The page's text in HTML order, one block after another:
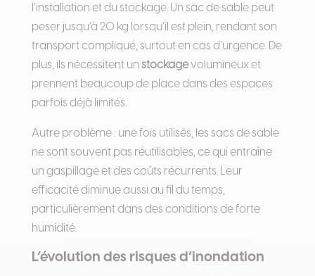
l’installation et du stockage. Un sac de sable peut
peser jusqu’à 20 kg lorsqu’il est plein, rendant son
transport compliqué, surtout en cas d’urgence. De
plus, ils nécessitent un stockagevolumineux et
prennent beaucoup de place dans des espaces
parfois déjà limités.
Autre problème : une fois utilisés, les sacs de sable
ne sont souvent pas réutilisables, ce qui entraîne
un gaspillage et des coûts récurrents. Leur
efficacité diminue aussi au fil du temps,
particulièrement dans des conditions de forte
humidité.
L’évolution des risques d’inondation